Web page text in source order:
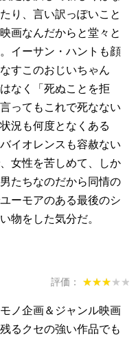
り、言い訳っぽいこと
画なんだからと堂々と
イーサン・ハントも顔
すこのおじいちゃん
なく「死ぬことを拒
ってもこれで死なない
況も何度となくある
イオレンスも容赦ない
女性を苦しめて、しか
たちなのだから同情の
ーモアのある最後のシ
物をした気分だ。
評価： ★★★★★
★★★★★
ノ企画＆ジャンル映画
るクセの強い作品でも